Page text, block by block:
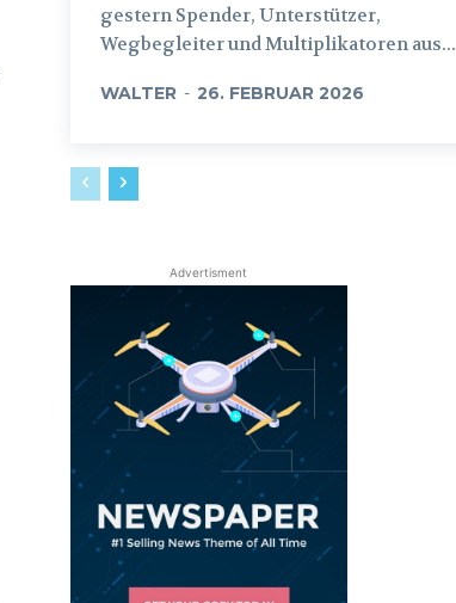
gestern Spender, Unterstützer,
Wegbegleiter und Multiplikatoren aus...
WALTER - 26. FEBRUAR 2026
Advertisment